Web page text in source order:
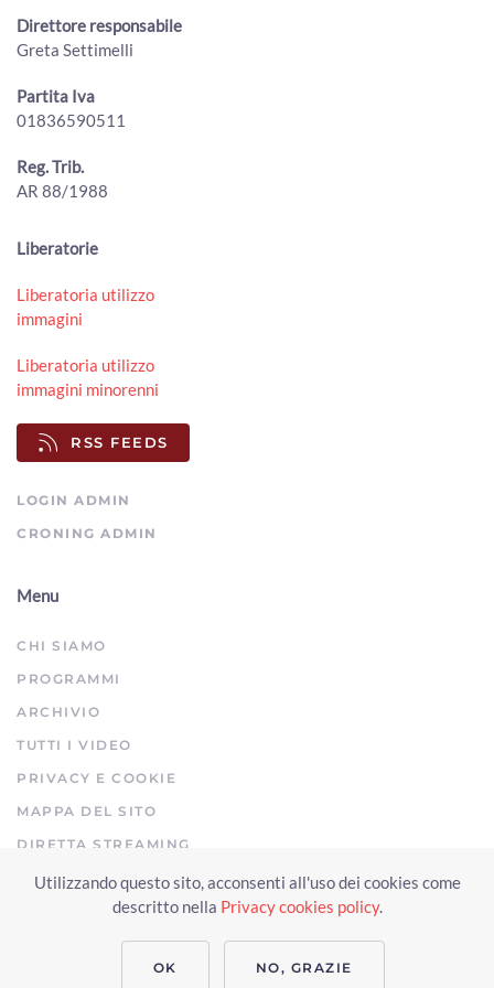
Cortona, all’eremo de Le Celle la scultura San Francesco e
il lupo di Ugo Riva
00:02:19 - Lunedì, 03 Agosto 2026
Conclusi i lavori di manutenzione sul torrente Staggia,
00:01:50 - Venerdì, 31 Luglio 2026
ArezzoTV
La Regione Toscana approva il Piano faunistico venatorio
00:02:06 - Venerdì, 31 Luglio 2026
ArezzoTV
Direttore responsabile
Greta Settimelli
Partita Iva
01836590511
Reg. Trib.
AR 88/1988
Liberatorie
Liberatoria utilizzo
immagini
Liberatoria utilizzo
immagini minorenni
RSS FEEDS
LOGIN ADMIN
CRONING ADMIN
Menu
CHI SIAMO
PROGRAMMI
ARCHIVIO
TUTTI I VIDEO
PRIVACY E COOKIE
MAPPA DEL SITO
DIRETTA STREAMING
Copyright © 2023 Arezzo TV. Tutti i diritti riservati.
drone
applicativo video yutub 2023 by clickandfly
Utilizzando questo sito, acconsenti all'uso dei cookies come
descritto nella Privacy cookies policy.
OK NO, GRAZIE